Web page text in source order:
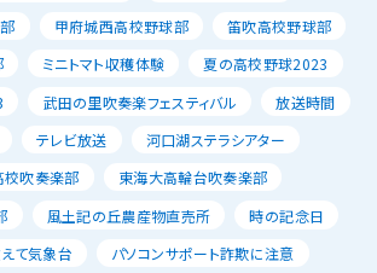
甲府城西高校野球部
笛吹高校野球部
ミニトマト収穫体験
夏の高校野球2023
武田の里吹奏楽フェスティバル
放送時間
テレビ放送
河口湖ステラシアター
校吹奏楽部
東海大高輪台吹奏楽部
風土記の丘農産物直売所
時の記念日
て気象台
パソコンサポート詐欺に注意